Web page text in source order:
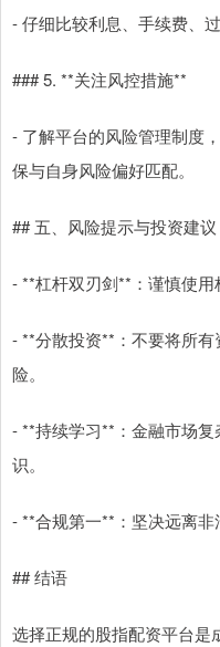
- 仔细比较利息、手续费、
### 5. **关注风控措施**
- 了解平台的风险管理制度
保与自身风险偏好匹配。
## 五、风险提示与投资建议
- **杠杆双刃剑**：谨慎使用
- **分散投资**：不要将所
险。
- **持续学习**：金融市场
识。
- **合规第一**：坚决远离非
## 结语
选择正规的股指配资平台是